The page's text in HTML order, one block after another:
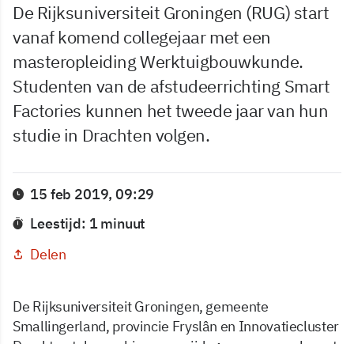
De Rijksuniversiteit Groningen (RUG) start
vanaf komend collegejaar met een
masteropleiding Werktuigbouwkunde.
Studenten van de afstudeerrichting Smart
Factories kunnen het tweede jaar van hun
studie in Drachten volgen.
15 feb 2019, 09:29
Leestijd: 1 minuut
Delen
De Rijksuniversiteit Groningen, gemeente
Smallingerland, provincie Fryslân en Innovatiecluster